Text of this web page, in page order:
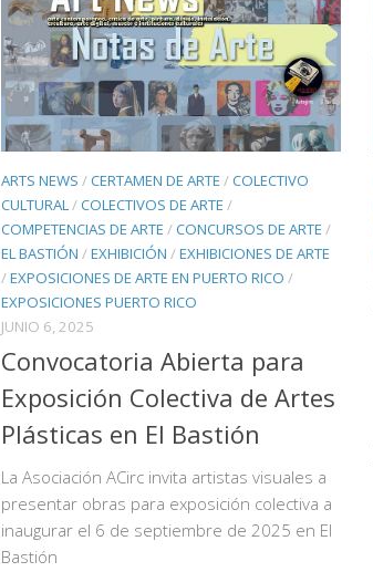
ARTS NEWS /CERTAMEN DE ARTE /COLECTIVO
CULTURAL/COLECTIVOS DE ARTE /
COMPETENCIAS DE ARTE /CONCURSOS DE ARTE /
EL BASTIÓN /EXHIBICIÓN /EXHIBICIONES DE ARTE
/EXPOSICIONES DE ARTE EN PUERTO RICO /
EXPOSICIONES PUERTO RICO
JUNIO 6, 2025
Convocatoria Abierta para
Exposición Colectiva de Artes
Plásticas en El Bastión
La Asociación ACirc invita artistas visuales a
presentar obras para exposición colectiva a
inaugurar el 6 de septiembre de 2025 en El
Bastión